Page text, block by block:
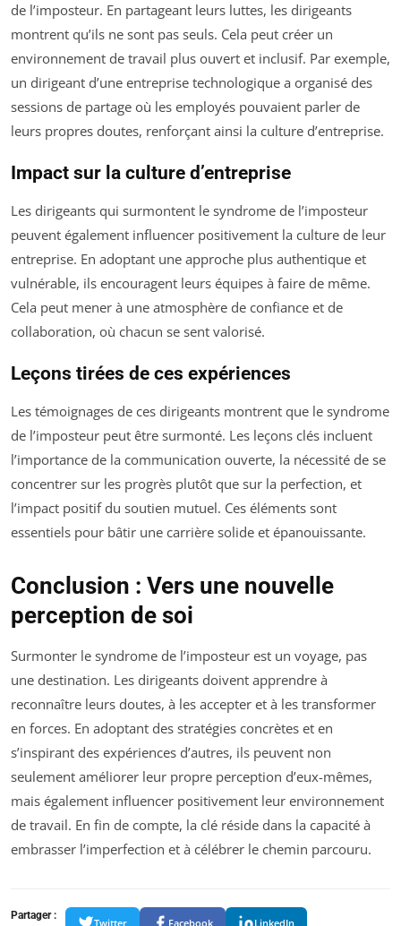
de l’imposteur. En partageant leurs luttes, les dirigeants
montrent qu’ils ne sont pas seuls. Cela peut créer un
environnement de travail plus ouvert et inclusif. Par exemple,
un dirigeant d’une entreprise technologique a organisé des
sessions de partage où les employés pouvaient parler de
leurs propres doutes, renforçant ainsi la culture d’entreprise.
Impact sur la culture d’entreprise
Les dirigeants qui surmontent le syndrome de l’imposteur
peuvent également influencer positivement la culture de leur
entreprise. En adoptant une approche plus authentique et
vulnérable, ils encouragent leurs équipes à faire de même.
Cela peut mener à une atmosphère de confiance et de
collaboration, où chacun se sent valorisé.
Leçons tirées de ces expériences
Les témoignages de ces dirigeants montrent que le syndrome
de l’imposteur peut être surmonté. Les leçons clés incluent
l’importance de la communication ouverte, la nécessité de se
concentrer sur les progrès plutôt que sur la perfection, et
l’impact positif du soutien mutuel. Ces éléments sont
essentiels pour bâtir une carrière solide et épanouissante.
Conclusion : Vers une nouvelle
perception de soi
Surmonter le syndrome de l’imposteur est un voyage, pas
une destination. Les dirigeants doivent apprendre à
reconnaître leurs doutes, à les accepter et à les transformer
en forces. En adoptant des stratégies concrètes et en
s’inspirant des expériences d’autres, ils peuvent non
seulement améliorer leur propre perception d’eux-mêmes,
mais également influencer positivement leur environnement
de travail. En fin de compte, la clé réside dans la capacité à
embrasser l’imperfection et à célébrer le chemin parcouru.
Partager :
Twitter Facebook LinkedIn